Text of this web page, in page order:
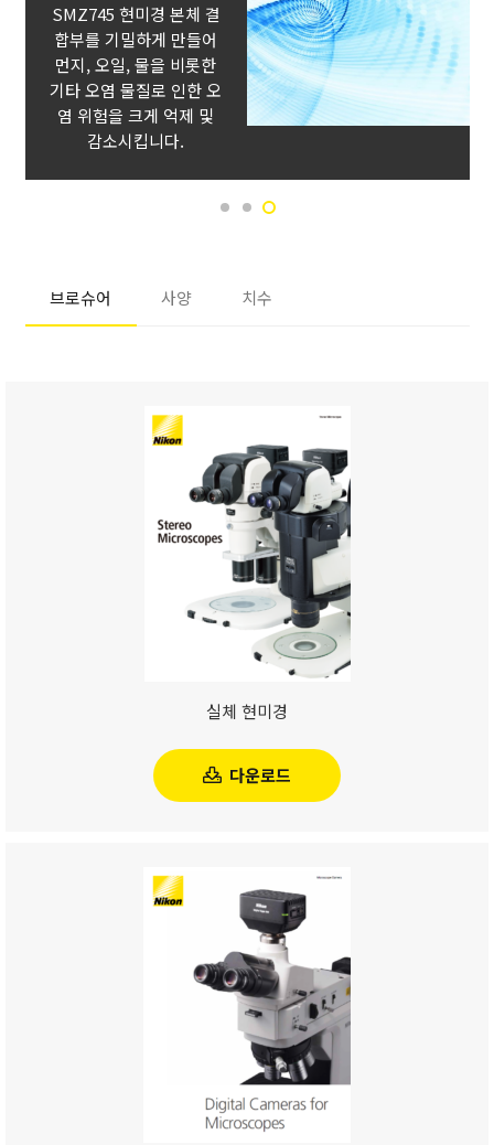
SMZ745 현미경 본체 결
합부를 기밀하게 만들어
먼지, 오일, 물을 비롯한
기타 오염 물질로 인한 오
염 위험을 크게 억제 및
감소시킵니다.
브로슈어 사양 치수
실체 현미경
다운로드